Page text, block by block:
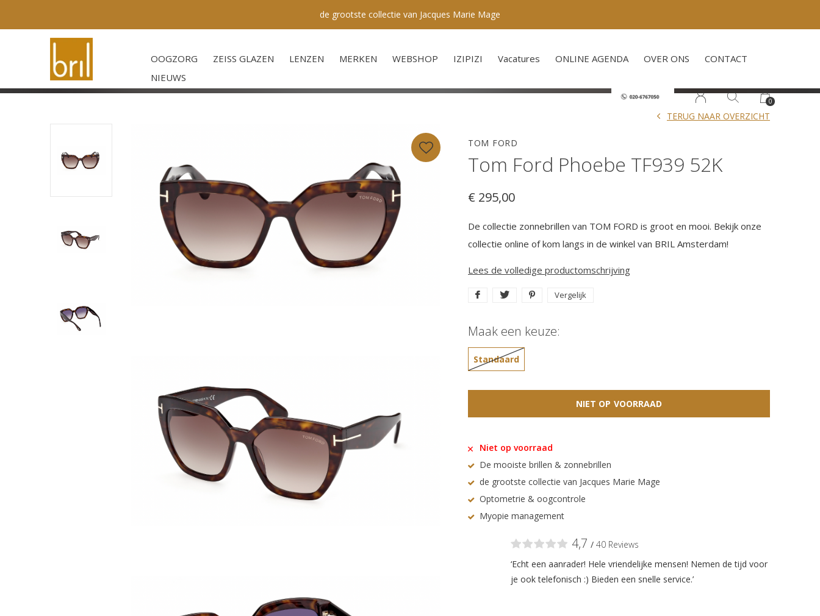
OOGZORG ZEISS GLAZEN LENZEN MERKEN WEBSHOP IZIPIZI Vacatures ONLINE AGENDA OVER ONS
CONTACT
NIEUWS
0
de grootste collectie van Jacques Marie Mage
TOM FORD
Tom Ford Phoebe TF939 52K
TERUG NAAR OVERZICHT
€ 295,00
De collectie zonnebrillen van TOM FORD is groot en mooi. Bekijk onze
collectie online of kom langs in de winkel van BRIL Amsterdam!
Lees de volledige productomschrijving
Vergelijk
Maak een keuze:
Standaard
NIET OP VOORRAAD
Niet op voorraad
De mooiste brillen & zonnebrillen
de grootste collectie van Jacques Marie Mage
Optometrie & oogcontrole
Myopie management
4,7 / 40 Reviews
‘Echt een aanrader! Hele vriendelijke mensen! Nemen de tijd voor
je ook telefonisch :) Bieden een snelle service.’